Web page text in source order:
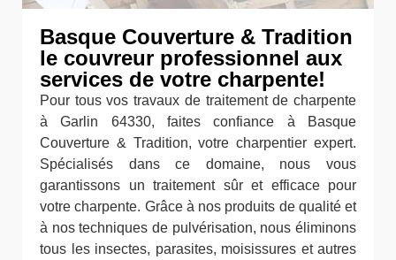
Basque Couverture & Tradition
le couvreur professionnel aux
services de votre charpente!
Pour tous vos travaux de traitement de charpente
à Garlin 64330, faites confiance à Basque
Couverture & Tradition, votre charpentier expert.
Spécialisés dans ce domaine, nous vous
garantissons un traitement sûr et efficace pour
votre charpente. Grâce à nos produits de qualité et
à nos techniques de pulvérisation, nous éliminons
tous les insectes, parasites, moisissures et autres